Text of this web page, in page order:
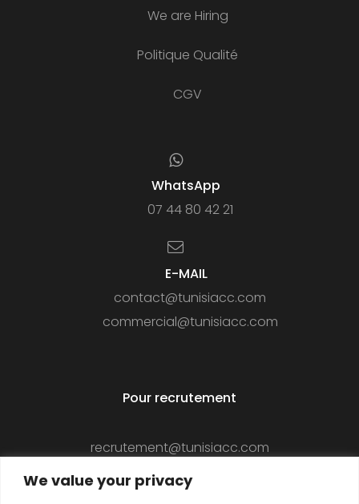
We value your privacy
We are Hiring
Politique Qualité
CGV
WhatsApp
07 44 80 42 21
E-MAIL
contact@tunisiacc.com
commercial@tunisiacc.com
Pour recrutement
recrutement@tunisiacc.com